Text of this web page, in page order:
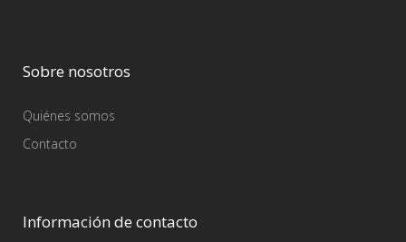
Sobre nosotros
Quiénes somos
Contacto
Información de contacto